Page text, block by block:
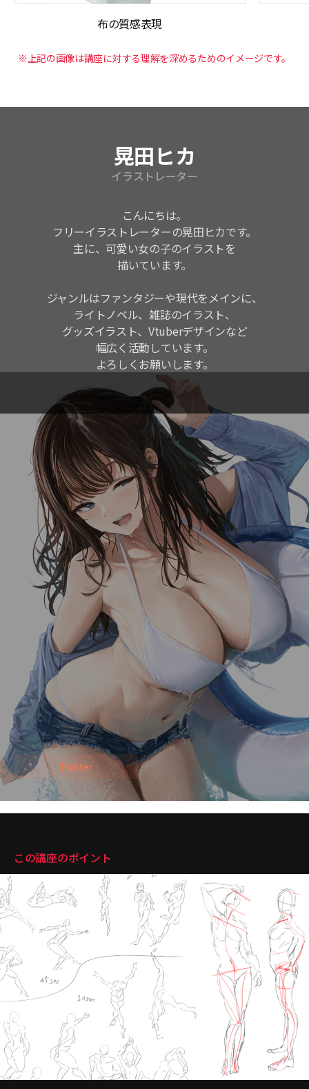
布の質感表現
※上記の画像は講座に対する理解を深めるためのイメージです。
晃田ヒカ
イラストレーター
こんにちは。
フリーイラストレーターの晃田ヒカです。
主に、可愛い女の子のイラストを
描いています。
ジャンルはファンタジーや現代をメインに、
ライトノベル、雑誌のイラスト、
グッズイラスト、Vtuberデザインなど
幅広く活動しています。
よろしくお願いします。
晃田ヒカ
現) イラストレーター
【経歴】
・ライトノベルイラスト制作多数
・グッズイラスト制作多数
・同人誌出版多数
Twitter
この講座のポイント